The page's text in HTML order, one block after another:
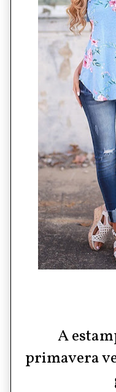
A
primavera